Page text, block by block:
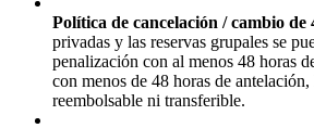
Política de cancelación / cambio de
privadas y las reservas grupales se
penalización con al menos 48 horas
con menos de 48 horas de antelación,
reembolsable ni transferible.